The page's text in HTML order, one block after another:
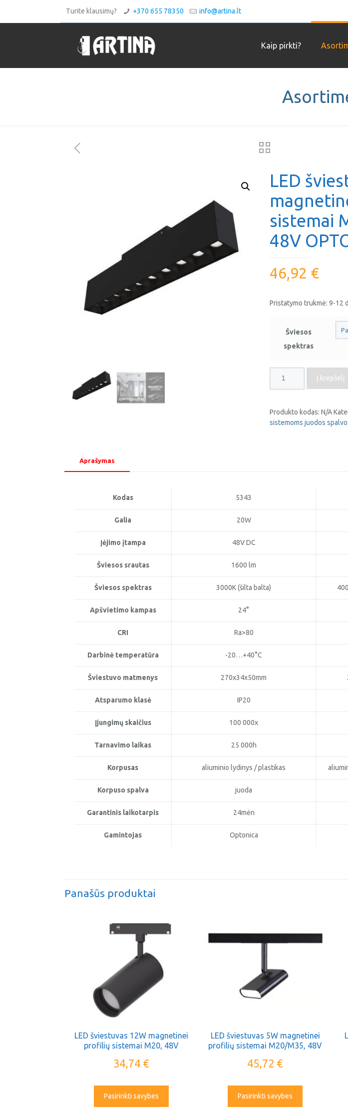
Turite klausimų? +370 655 78350 info@artina.lt
Kaip pirkti?
LED
sistemai
48V
46,92 €
Pristatymo trukmė: 9-12
Šviesos
spektras
kiekis:
20W
magnetinei
Į krepšelį
Produkto kodas: N/A
sistemoms juodos
Aprašymas
Kodas 5343
Galia 20W
Įėjimo įtampa 48V DC
Šviesos srautas 1600 lm
Šviesos spektras 3000K (šilta balta)
Apšvietimo kampas 24°
CRI Ra>80
Darbinė temperatūra -20…+40°C
Šviestuvo matmenys 270x34x50mm
Atsparumo klasė IP20
Įjungimų skaičius 100 000x
Tarnavimo laikas 25 000h
Korpusas aliuminio lydinys / plastikas
Korpuso spalva juoda
Garantinis laikotarpis 24mėn
Gamintojas Optonica
Panašūs produktai
LED šviestuvas 12W magnetinei
profilių sistemai M20, 48V
34,74 €
Pasirinkti savybes
LED šviestuvas 5W magnetinei
profilių sistemai M20/M35, 48V
45,72 €
Pasirinkti savybes